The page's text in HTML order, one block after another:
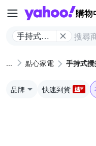
手持式攪
點心家電 手持式
品牌 快速到貨